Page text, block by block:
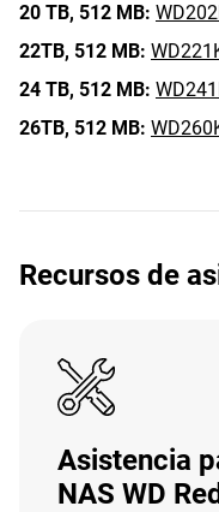
20 TB, 512 MB:
22TB, 512 MB:
24 TB, 512 MB:
26TB, 512 MB:
Recursos de
Asistencia
NAS WD